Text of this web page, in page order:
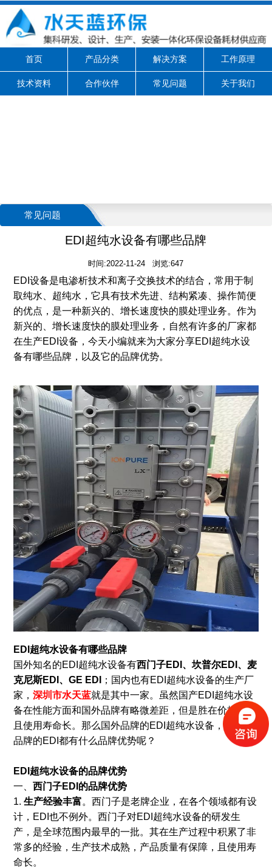
首页 产品分类 解决方案 工作原理
技术资料 合作伙伴 常见问题 关于我们
常见问题
EDI超纯水设备有哪些品牌
时间:2022-11-24 浏览:647
EDI设备是电渗析技术和离子交换技术的结合，常用于制
取纯水、超纯水，它具有技术先进、结构紧凑、操作简便
的优点，是一种新兴的、增长速度快的膜处理业务。作为
新兴的、增长速度快的膜处理业务，自然有许多的厂家都
在生产EDI设备，今天小编就来为大家分享EDI超纯水设
备有哪些品牌，以及它的品牌优势。
EDI超纯水设备有哪些品牌
国外知名的EDI超纯水设备有西门子EDI、坎普尔EDI、麦
克尼斯EDI、GE EDI
；国内也有EDI超纯水设备的生产厂
家， 深圳市水天蓝就是其中一家。虽然国产EDI超纯水设
备在性能方面和国外品牌有略微差距，但是胜在价格便宜
且使用寿命长。那么国外品牌的EDI超纯水设备，和国产
品牌的EDI都有什么品牌优势呢？
EDI超纯水设备的品牌优势
一、 西门子EDI的品牌优势
1. 生产经验丰富。西门子是老牌企业，在各个领域都有设
计，EDI也不例外。西门子对EDI超纯水设备的研发生
产，是全球范围内最早的一批。其在生产过程中积累了非
常多的经验，生产技术成熟，产品质量有保障，且使用寿
命长。